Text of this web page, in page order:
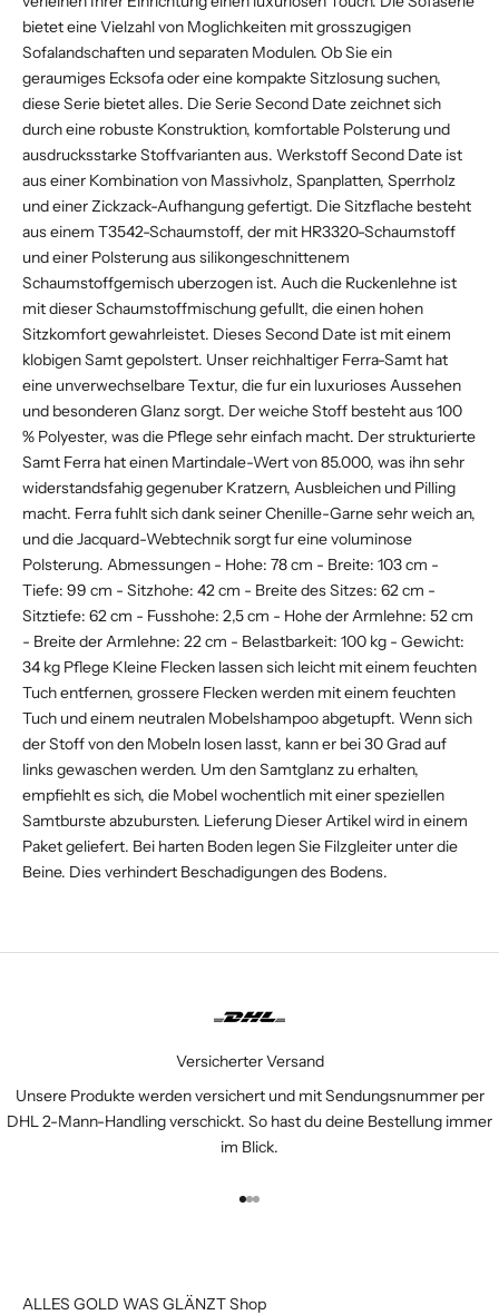
bietet eine Vielzahl von Moglichkeiten mit grosszugigen
Sofalandschaften und separaten Modulen. Ob Sie ein
geraumiges Ecksofa oder eine kompakte Sitzlosung suchen,
diese Serie bietet alles. Die Serie Second Date zeichnet sich
durch eine robuste Konstruktion, komfortable Polsterung und
ausdrucksstarke Stoffvarianten aus. Werkstoff Second Date ist
aus einer Kombination von Massivholz, Spanplatten, Sperrholz
und einer Zickzack-Aufhangung gefertigt. Die Sitzflache besteht
aus einem T3542-Schaumstoff, der mit HR3320-Schaumstoff
und einer Polsterung aus silikongeschnittenem
Schaumstoffgemisch uberzogen ist. Auch die Ruckenlehne ist
mit dieser Schaumstoffmischung gefullt, die einen hohen
Sitzkomfort gewahrleistet. Dieses Second Date ist mit einem
klobigen Samt gepolstert. Unser reichhaltiger Ferra-Samt hat
eine unverwechselbare Textur, die fur ein luxurioses Aussehen
und besonderen Glanz sorgt. Der weiche Stoff besteht aus 100
% Polyester, was die Pflege sehr einfach macht. Der strukturierte
Samt Ferra hat einen Martindale-Wert von 85.000, was ihn sehr
widerstandsfahig gegenuber Kratzern, Ausbleichen und Pilling
macht. Ferra fuhlt sich dank seiner Chenille-Garne sehr weich an,
und die Jacquard-Webtechnik sorgt fur eine voluminose
Polsterung. Abmessungen - Hohe: 78 cm - Breite: 103 cm -
Tiefe: 99 cm - Sitzhohe: 42 cm - Breite des Sitzes: 62 cm -
Sitztiefe: 62 cm - Fusshohe: 2,5 cm - Hohe der Armlehne: 52 cm
- Breite der Armlehne: 22 cm - Belastbarkeit: 100 kg - Gewicht:
34 kg Pflege Kleine Flecken lassen sich leicht mit einem feuchten
Tuch entfernen, grossere Flecken werden mit einem feuchten
Tuch und einem neutralen Mobelshampoo abgetupft. Wenn sich
der Stoff von den Mobeln losen lasst, kann er bei 30 Grad auf
links gewaschen werden. Um den Samtglanz zu erhalten,
empfiehlt es sich, die Mobel wochentlich mit einer speziellen
Samtburste abzubursten. Lieferung Dieser Artikel wird in einem
Paket geliefert. Bei harten Boden legen Sie Filzgleiter unter die
Beine. Dies verhindert Beschadigungen des Bodens.
Versicherter Versand
Unsere Produkte werden versichert und mit Sendungsnummer per
DHL 2-Mann-Handling verschickt. So hast du deine Bestellung immer
im Blick.
Gehe zu Element 1
Gehe zu Element 2
Gehe zu Element 3
ALLES GOLD WAS GLÄNZT Shop